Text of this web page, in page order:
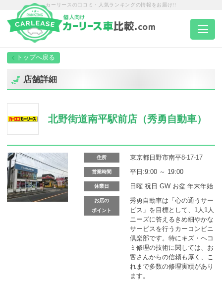
カーリースの口コミ・人気ランキングの情報をお届け!!
トップページ
エリア別ランキング
エリア別店舗一覧
車種から選ぶ
店舗詳細
北野街道南平駅前店（秀勇自動車）
住所 東京都日野市南平8-17-17
営業時間 平日:9:00 ～ 19:00
休業日 日曜 祝日 GW お盆 年末年始
お店の
ポイント
秀勇自動車は「心の通うサー
ビス」を目標として、1人1人
ニーズに答えるきめ細やかな
サービスを行うカーコンビニ
倶楽部です。特にキズ・ヘコ
ミ修理の技術に関しては、お
客さんからの信頼も厚く、こ
れまで多数の修理実績があり
ます。